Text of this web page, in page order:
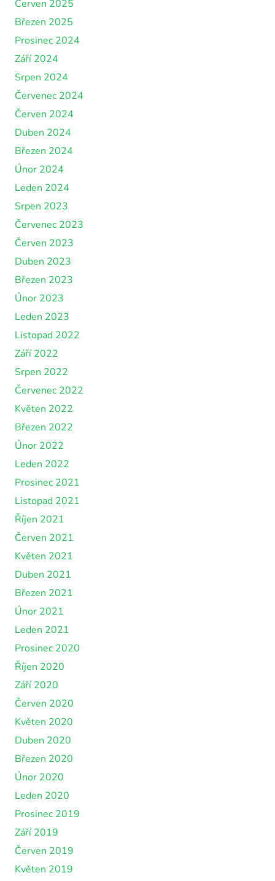
Červen 2025
Březen 2025
Prosinec 2024
Září 2024
Srpen 2024
Červenec 2024
Červen 2024
Duben 2024
Březen 2024
Únor 2024
Leden 2024
Srpen 2023
Červenec 2023
Červen 2023
Duben 2023
Březen 2023
Únor 2023
Leden 2023
Listopad 2022
Září 2022
Srpen 2022
Červenec 2022
Květen 2022
Březen 2022
Únor 2022
Leden 2022
Prosinec 2021
Listopad 2021
Říjen 2021
Červen 2021
Květen 2021
Duben 2021
Březen 2021
Únor 2021
Leden 2021
Prosinec 2020
Říjen 2020
Září 2020
Červen 2020
Květen 2020
Duben 2020
Březen 2020
Únor 2020
Leden 2020
Prosinec 2019
Září 2019
Červen 2019
Květen 2019